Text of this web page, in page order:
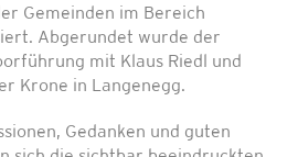
Gemeinden im Bereich
Abgerundet wurde der
mit Klaus Riedl und
Krone in Langenegg.
Gedanken und guten